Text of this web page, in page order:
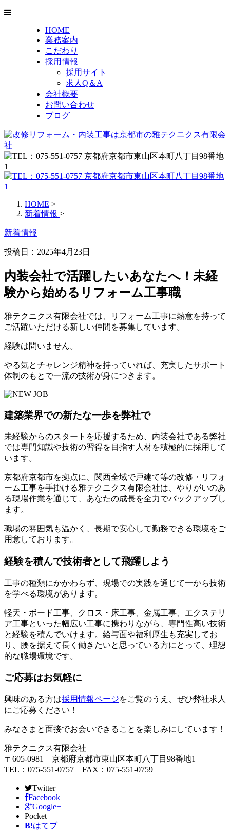
HOME
業務案内
こだわり
採用情報
採用サイト
求人Q＆A
会社概要
お問い合わせ
ブログ
HOME >
新着情報 >
新着情報
投稿日：2025年4月23日
内装会社で活躍したいあなたへ！未経
験から始めるリフォーム工事職
雅テクニクス有限会社では、リフォーム工事に熱意を持って
ご活躍いただける新しい仲間を募集しています。
経験は問いません。
やる気とチャレンジ精神を持っていれば、充実したサポート
体制のもとで一流の技術が身につきます。
建築業界での新たな一歩を弊社で
未経験からのスタートを応援するため、内装会社である弊社
では専門知識や技術の習得を目指す人材を積極的に採用して
います。
京都府京都市を拠点に、関西全域で戸建て等の改修・リフォ
ーム工事を手掛ける雅テクニクス有限会社は、やりがいのあ
る現場作業を通じて、あなたの成長を全力でバックアップし
ます。
職場の雰囲気も温かく、長期で安心して勤務できる環境をご
用意しております。
経験を積んで技術者として飛躍しよう
工事の種類にかかわらず、現場での実践を通じて一から技術
を学べる環境があります。
軽天・ボード工事、クロス・床工事、金属工事、エクステリ
ア工事といった幅広い工事に携わりながら、専門性高い技術
と経験を積んでいけます。給与面や福利厚生も充実してお
り、腰を据えて長く働きたいと思っている方にとって、理想
的な職場環境です。
ご応募はお気軽に
興味のある方は採用情報ページをご覧のうえ、ぜひ弊社求人
にご応募ください！
みなさまと面接でお会いできることを楽しみにしています！
雅テクニクス有限会社
〒605-0981 京都府京都市東山区本町八丁目98番地1
TEL：075-551-0757 FAX：075-551-0759
Twitter
Facebook
Google+
Pocket
B!はてブ